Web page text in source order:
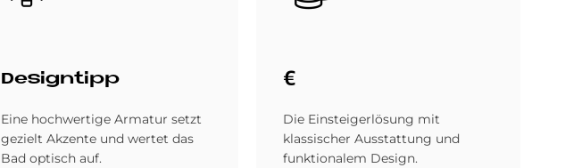
De­sign­tipp
Eine hochwertige Armatur setzt
gezielt Akzente und wertet das
Bad optisch auf.
€
Die Einsteigerlösung mit
klassischer Ausstattung und
funktionalem Design.